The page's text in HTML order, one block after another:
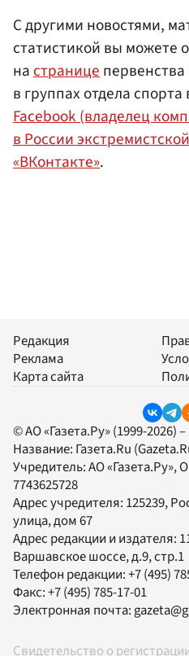
С другими новостями,
статистикой вы можете
настранице
в группах отдела
Facebook (владелец
в России
«ВКонтакте».
Редакция
Реклама
Карта сайта
© АО «Газета.Ру» (1999-2026)
Название: Газета.Ru
Учредитель:АО «Газета.Ру»,
7743625728
Адрес учредителя: 125239,
улица, дом 67
Адрес редакции и издателя:
Варшавское шоссе, д.9, стр.1
Телефон редакции:+7 (495)
Факс:+7 (495) 785-17-01
Электронная почта:
Свидетельство о